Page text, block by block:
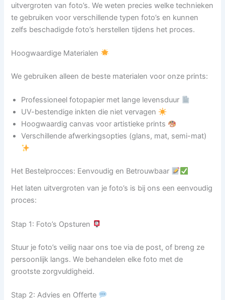
uitvergroten van foto’s. We weten precies welke technieken
te gebruiken voor verschillende typen foto’s en kunnen
zelfs beschadigde foto’s herstellen tijdens het proces.
Hoogwaardige Materialen
We gebruiken alleen de beste materialen voor onze prints:
Professioneel fotopapier met lange levensduur
UV-bestendige inkten die niet vervagen
Hoogwaardig canvas voor artistieke prints
Verschillende afwerkingsopties (glans, mat, semi-mat)
Het Bestelprocces: Eenvoudig en Betrouwbaar
Het laten uitvergroten van je foto’s is bij ons een eenvoudig
proces:
Stap 1: Foto’s Opsturen
Stuur je foto’s veilig naar ons toe via de post, of breng ze
persoonlijk langs. We behandelen elke foto met de
grootste zorgvuldigheid.
Stap 2: Advies en Offerte